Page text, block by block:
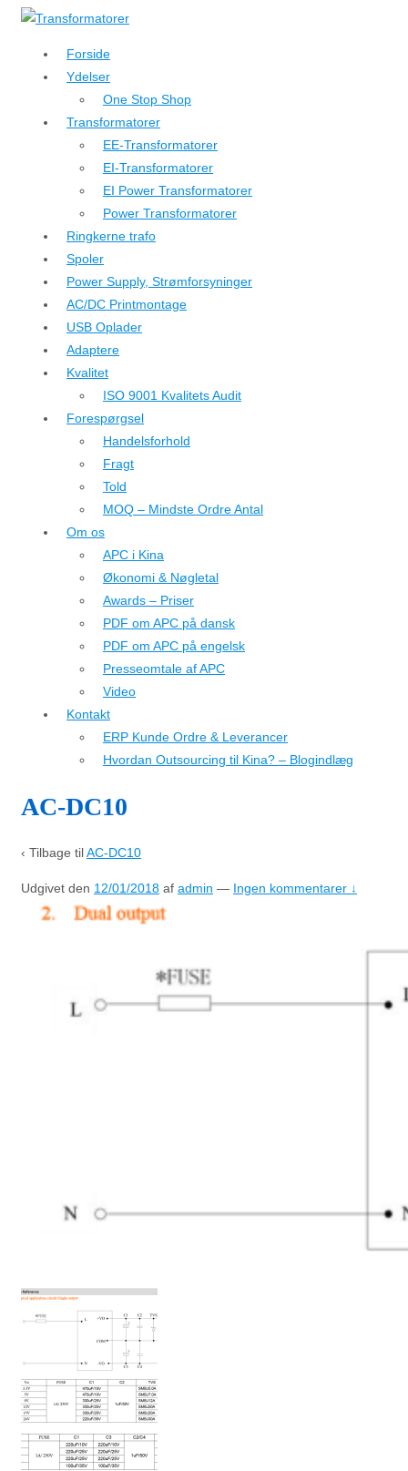
↓
hovedindhold
Forside
Ydelser
One Stop Shop
Transformatorer
EE-Transformatorer
EI-Transformatorer
EI Power Transformatorer
Power Transformatorer
Ringkerne trafo
Spoler
Power Supply, Strømforsyninger
AC/DC Printmontage
USB Oplader
Adaptere
Kvalitet
ISO 9001 Kvalitets Audit
Forespørgsel
Handelsforhold
Fragt
Told
MOQ – Mindste Ordre Antal
Om os
APC i Kina
Økonomi & Nøgletal
Awards – Priser
PDF om APC på dansk
PDF om APC på engelsk
Presseomtale af APC
Video
Kontakt
ERP Kunde Ordre & Leverancer
Hvordan Outsourcing til Kina? – Blogindlæg
AC-DC10
‹ Tilbage tilAC-DC10
Udgivet den 12/01/2018 af admin — Ingen kommentarer ↓